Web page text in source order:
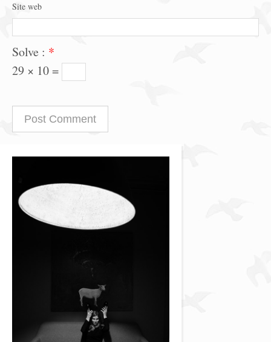
Site web
Solve : *
29 × 10 =